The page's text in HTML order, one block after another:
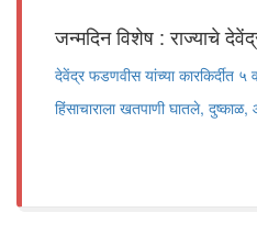
जन्मदिन विशेष : राज्याचे
देवेंद्र फडणवीस यांच्या कारकिर्दीत ५
हिंसाचाराला खतपाणी घातले,